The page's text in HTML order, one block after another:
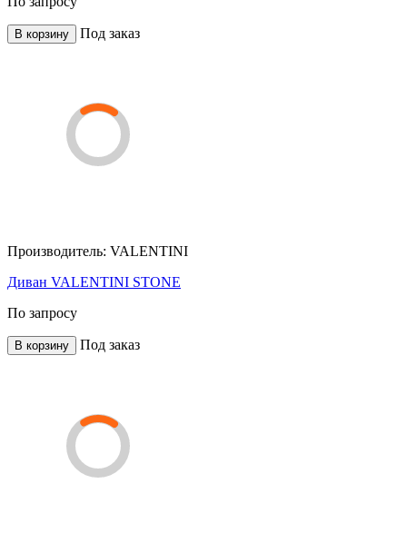
В корзину Под заказ
Производитель: VALENTINI
Диван VALENTINI STONE
По запросу
В корзину Под заказ